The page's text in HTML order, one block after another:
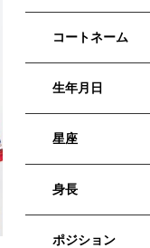
コートネーム
生年月日
星座
身長
ポジション